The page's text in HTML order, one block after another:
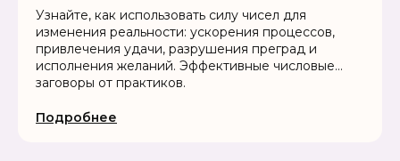
Узнайте, как использовать силу чисел для
изменения реальности: ускорения процессов,
привлечения удачи, разрушения преград и
исполнения желаний. Эффективные числовые
заговоры от практиков.
Подробнее